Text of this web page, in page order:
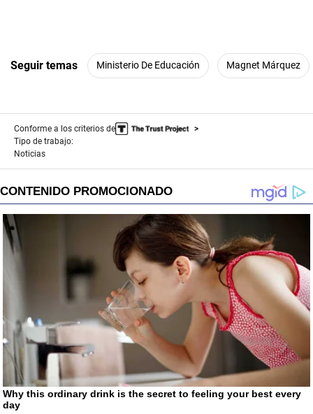
Seguir temas Ministerio De Educación Magnet Márquez
Conforme a los criterios de
Tipo de trabajo:
Noticias